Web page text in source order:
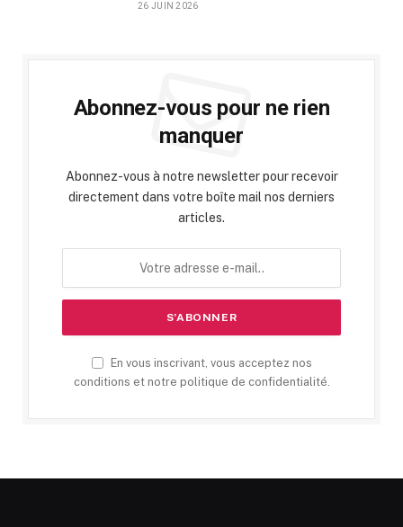
26 JUIN 2026
Abonnez-vous pour ne rien
manquer
Abonnez-vous à notre newsletter pour recevoir
directement dans votre boîte mail nos derniers
articles.
En vous inscrivant, vous acceptez nos
conditions et notre politique de confidentialité.